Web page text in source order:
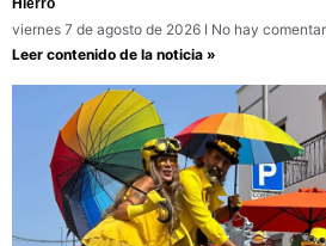
Hierro
viernes 7 de agosto de 2026
No hay
Leer contenido de la noticia »